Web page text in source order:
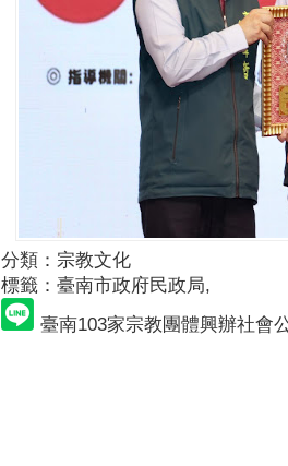
分類：宗教文化
標籤：臺南市政府民政局,
臺南103家宗教團體興辦社會